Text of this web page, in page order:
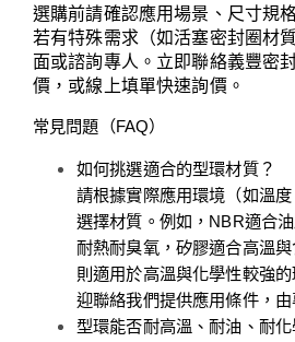
選購前請確認應用場景、尺寸規
若有特殊需求（如活塞密封圈材
面或諮詢專人。立即聯絡義豐密
價，或線上填單快速詢價。
常見問題（FAQ）
如何挑選適合的型環材質？
請根據實際應用環境（如溫度
選擇材質。例如，NBR適合
耐熱耐臭氧，矽膠適合高溫
則適用於高溫與化學性較強
迎聯絡我們提供應用條件，由
型環能否耐高溫、耐油、耐化